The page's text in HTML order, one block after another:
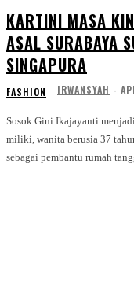
KARTINI MASA
ASAL SURABAYA
SINGAPURA
FASHION IRWANSYAH -
Sosok Gini Ikajayanti
miliki, wanita berusia 37
sebagai pembantu rumah